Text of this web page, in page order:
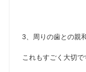
3、周りの歯との親
これもすごく大切で